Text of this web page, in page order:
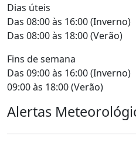
Dias úteis
Das 08:00 às 16:00 (Inverno)
Das 08:00 às 18:00 (Verão)
Fins de semana
Das 09:00 às 16:00 (Inverno)
09:00 às 18:00 (Verão)
Alertas